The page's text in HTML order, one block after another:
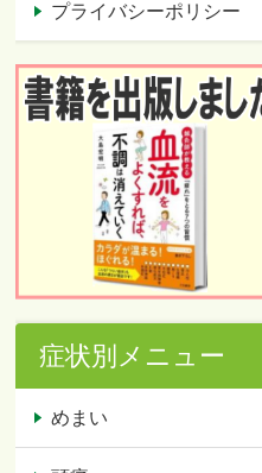
プライバシーポリシー
症状別メニュー
めまい